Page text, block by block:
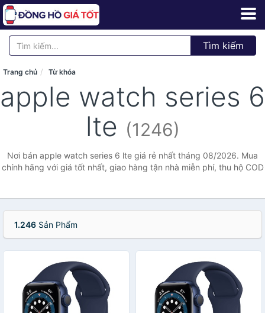
Tìm kiếm
Trang chủ Từ khóa
apple watch series 6
lte (1246)
Nơi bán apple watch series 6 lte giá rẻ nhất tháng 08/2026. Mua
chính hãng với giá tốt nhất, giao hàng tận nhà miễn phí, thu hộ COD
1.246 Sản Phẩm